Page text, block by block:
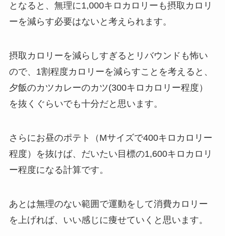
となると、無理に1,000キロカロリーも摂取カロリ
ーを減らす必要はないと考えられます。
摂取カロリーを減らしすぎるとリバウンドも怖い
ので、1割程度カロリーを減らすことを考えると、
夕飯のカツカレーのカツ(300キロカロリー程度）
を抜くぐらいでも十分だと思います。
さらにお昼のポテト（Mサイズで400キロカロリー
程度）を抜けば、だいたい目標の1,600キロカロリ
ー程度になる計算です。
あとは無理のない範囲で運動をして消費カロリー
を上げれば、いい感じに痩せていくと思います。